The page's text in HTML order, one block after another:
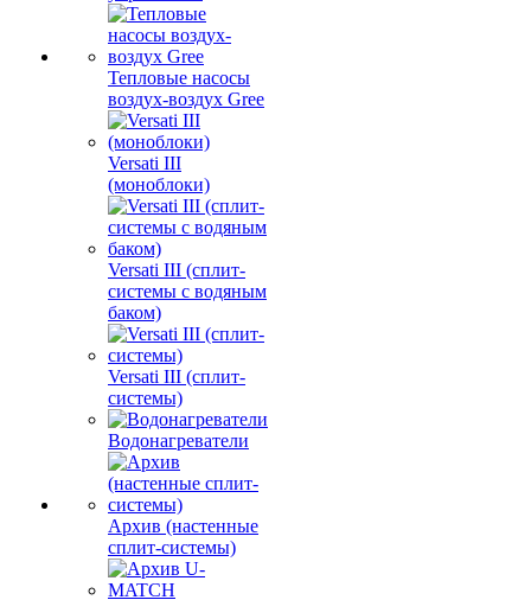
Тепловые насосы
воздух-воздух Gree
Versati III
(моноблоки)
Versati III (сплит-
системы с водяным
баком)
Versati III (сплит-
системы)
Водонагреватели
Архив (настенные
сплит-системы)